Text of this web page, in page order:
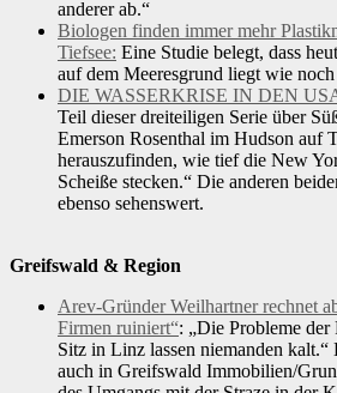
anderer ab.“
Biologen finden immer mehr
Tiefsee: Eine Studie belegt, dass
auf dem Meeresgrund liegt wie
DIE WASSERKRISE IN DEN
Teil dieser dreiteiligen Serie über
Emerson Rosenthal im Hudson auf
herauszufinden, wie tief die New
Scheiße stecken.“ Die anderen
ebenso sehenswert.
Greifswald & Region
Arev-Gründer Weilhartner rechnet
Firmen ruiniert“: „Die Probleme
Sitz in Linz lassen niemanden kalt.“
auch in Greifswald Immobilien/